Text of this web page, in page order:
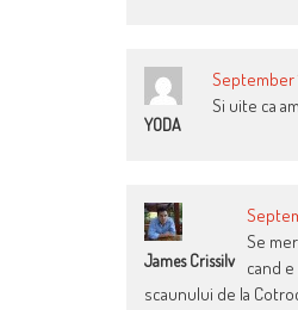
YODA
September
Si uite ca
James Crissilv
Se
cand
scaunului de la